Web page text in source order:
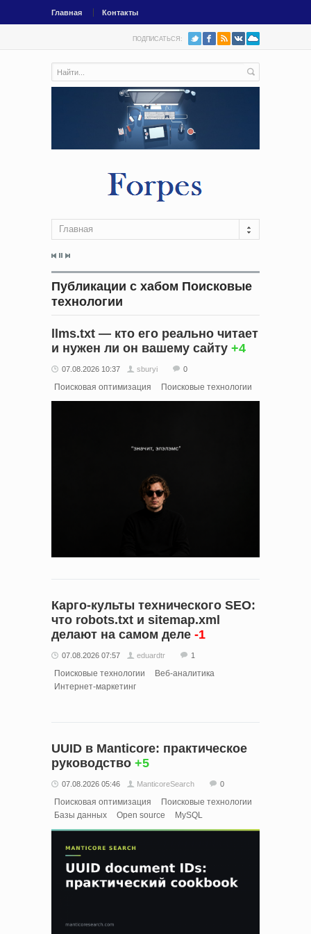
Главная Контакты
ПОДПИСАТЬСЯ:
Главная
Публикации с хабом Поисковые
технологии
llms.txt — кто его реально читает
и нужен ли он вашему сайту +4
07.08.2026 10:37 sburyi 0
Поисковая оптимизация Поисковые технологии
Карго-культы технического SEO:
что robots.txt и sitemap.xml
делают на самом деле -1
07.08.2026 07:57 eduardtr 1
Поисковые технологии
Веб-аналитика
Интернет-маркетинг
UUID в Manticore: практическое
руководство +5
07.08.2026 05:46 ManticoreSearch 0
Поисковая оптимизация
Поисковые технологии
Базы данных
Open source MySQL